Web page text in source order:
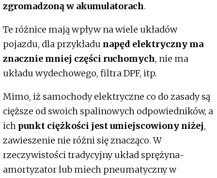
zgromadzoną w akumulatorach.
Te różnice mają wpływ na wiele układów
pojazdu, dla przykładu napęd elektryczny ma
znacznie mniej części ruchomych, nie ma
układu wydechowego, filtra DPF, itp.
Mimo, iż samochody elektryczne co do zasady są
cięższe od swoich spalinowych odpowiedników, a
ich punkt ciężkości jest umiejscowiony niżej,
zawieszenie nie różni się znacząco. W
rzeczywistości tradycyjny układ sprężyna-
amortyzator lub miech pneumatyczny w